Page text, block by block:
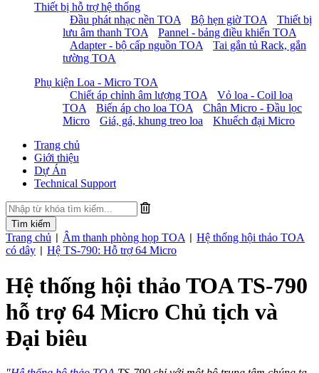
Thiết bị hỗ trợ hệ thống
Đầu phát nhạc nền TOA
Bộ hẹn giờ TOA
Thiết bị
lưu âm thanh TOA
Pannel - bảng điều khiển TOA
Adapter - bộ cấp nguồn TOA
Tai gắn tủ Rack, gắn
tường TOA
Phụ kiện Loa - Micro TOA
Chiết áp chỉnh âm lượng TOA
Vỏ loa - Coil loa
TOA
Biến áp cho loa TOA
Chân Micro - Đầu lọc
Micro
Giá, gá, khung treo loa
Khuếch đại Micro
Trang chủ
Giới thiệu
Dự Án
Technical Support
Trang chủ Âm thanh phòng họp TOA
Hệ thống hội thảo TOA
có dây
Hệ TS-790: Hỗ trợ 64 Micro
Hệ thống hội thảo TOA TS-790
hỗ trợ 64 Micro Chủ tịch và
Đại biêu